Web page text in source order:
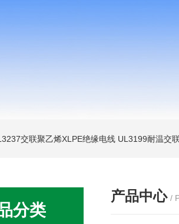
交联聚乙烯XLPE绝缘电线 UL3199耐温交
分类
产品中心 /